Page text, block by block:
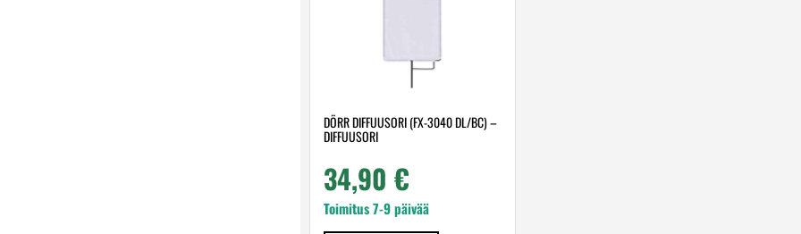
DÖRR DIFFUUSORI (FX-3040 DL/BC) –
DIFFUUSORI
34,90 €
Toimitus 7-9 päivää